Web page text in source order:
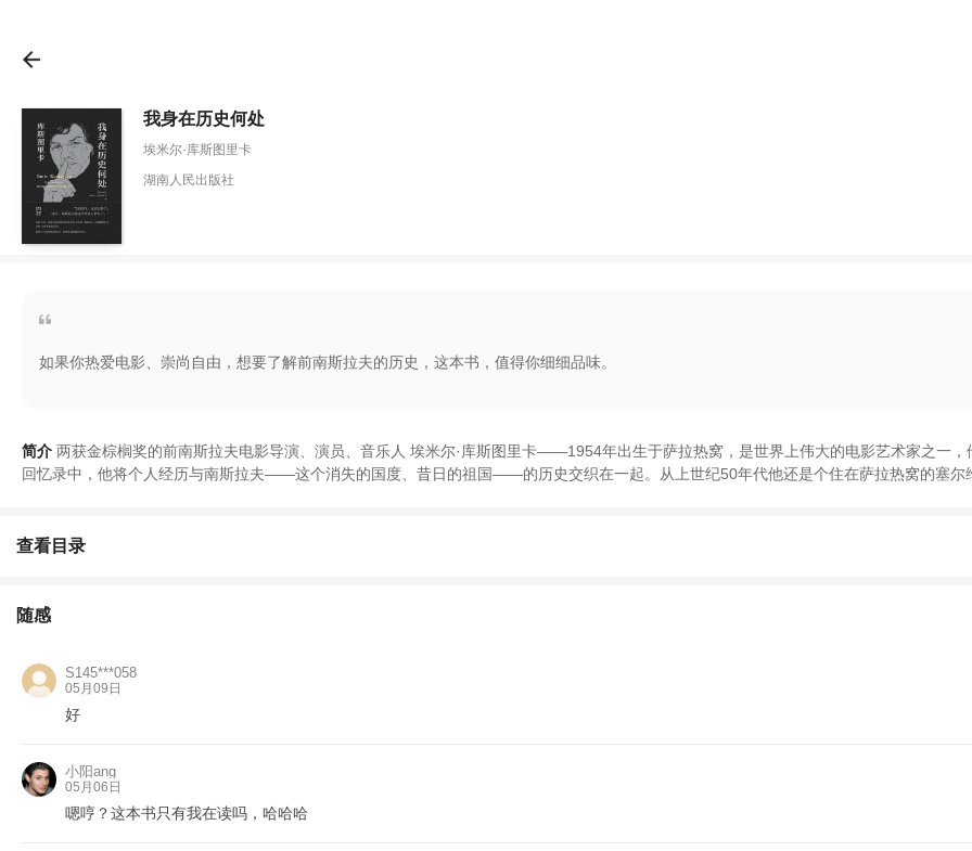
我身在历史何处
埃米尔·库斯图里卡
湖南人民出版社
如果你热爱电影、崇尚自由，想要了解前南斯拉夫的历史，这本书，值得你细细品味。
两获金棕榈奖的前南斯拉夫电影导演 演员 音乐人 埃米尔·库斯图里卡——1954年出生于萨拉热窝 ， 是世界上伟大的电影艺术家之一 ，
回忆录中 ， 他将个人经历与南斯拉夫——这个消失的国度 昔日的祖国——的历史交织在一起。 从上世纪50年代他还是个住在萨拉热窝的塞尔
简介
查看目录
随感
S145***058
05月09日
好
小阳ang
05月06日
嗯哼？这本书只有我在读吗，哈哈哈